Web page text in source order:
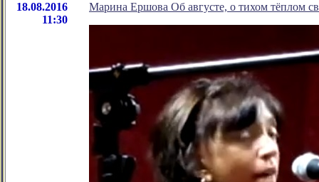
18.08.2016
11:30
Марина Ершова Об августе, о тихом тёплом